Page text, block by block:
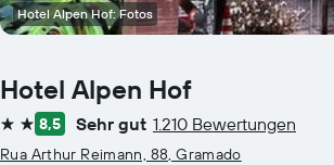
Hotel Alpen Hof
2 Sterne
8,5 Sehr gut 1.210 Bewertungen
Rua Arthur Reimann, 88, Gramado
Hotel Alpen Hof: Fotos